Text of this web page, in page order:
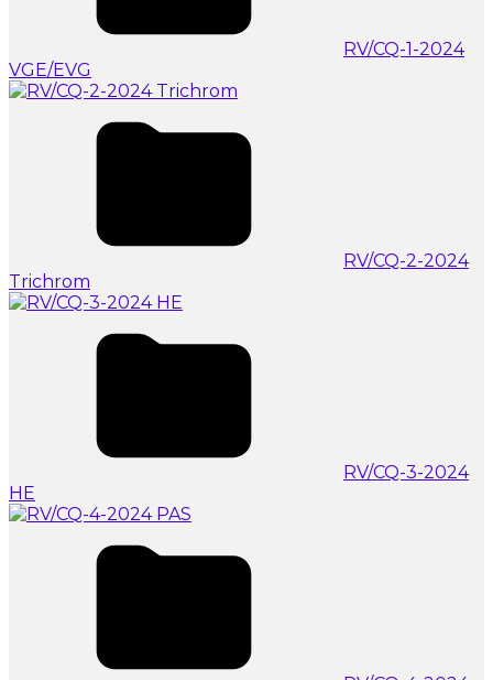
RV/CQ-1-2024
VGE/EVG
RV/CQ-2-2024
Trichrom
RV/CQ-3-2024
HE